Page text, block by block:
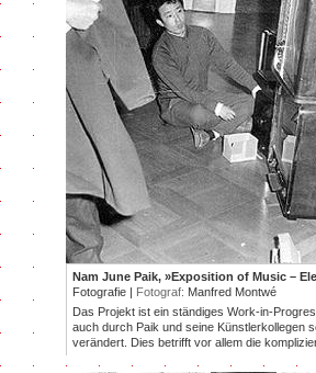
Nam June Paik, »Exposition of Music –
Fotografie | Fotograf: Manfred Montwé
Das Projekt ist ein ständiges Work-in-
auch durch Paik und seine Künstlerkollegen
verändert. Dies betrifft vor allem die